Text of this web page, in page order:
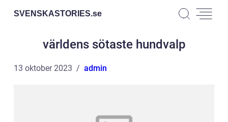
SVENSKASTORIES.se
världens sötaste hundvalp
13 oktober 2023 admin